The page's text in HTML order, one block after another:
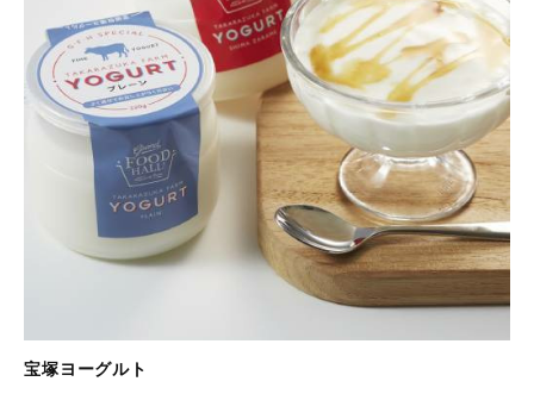
宝塚ヨーグルト